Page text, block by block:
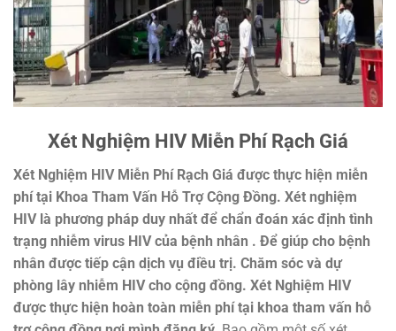
Xét Nghiệm HIV Miễn Phí Rạch Giá
Xét Nghiệm HIV Miễn Phí Rạch Giá được thực hiện miễn
phí tại Khoa Tham Vấn Hỗ Trợ Cộng Đồng. Xét nghiệm
HIV là phương pháp duy nhất để chẩn đoán xác định tình
trạng nhiễm virus HIVcủa bệnh nhân . Để giúp cho bệnh
nhân được tiếp cận dịch vụ điều trị. Chăm sóc và dự
phòng lây nhiễm HIVcho cộng đồng. Xét Nghiệm HIV
được thực hiện hoàn toàn miễn phí tại khoa tham vấn hỗ